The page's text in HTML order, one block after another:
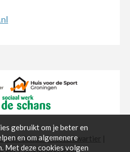
gebruikt om je beter en
en om algemenere
Met deze cookies volgen
en Cultuur Westerkwartier |